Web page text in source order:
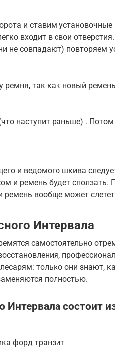
и ставим
входит в свои
не совпадают) повторяем
ремня, так как новый
наступит раньше) .
и ведомого шкива
и ремень будет сползать.
ремень вообще может
Интервала
самостоятельно
только они знают,
полностью.
Интервала состоит
форд транзит